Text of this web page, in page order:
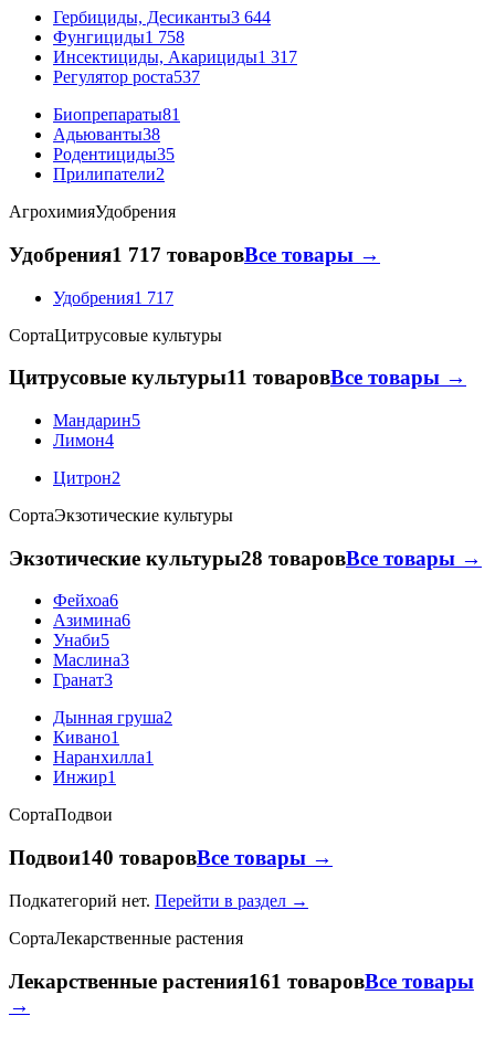
Гербициды, Десиканты3 644
Фунгициды1 758
Инсектициды, Акарициды1 317
Регулятор роста537
Биопрепараты81
Адьюванты38
Родентициды35
Прилипатели2
АгрохимияУдобрения
Удобрения1 717 товаровВсе товары →
Удобрения1 717
СортаЦитрусовые культуры
Цитрусовые культуры11 товаровВсе товары →
Мандарин5
Лимон4
Цитрон2
СортаЭкзотические культуры
Экзотические культуры28 товаровВсе товары →
Фейхоа6
Азимина6
Унаби5
Маслина3
Гранат3
Дынная груша2
Кивано1
Наранхилла1
Инжир1
СортаПодвои
Подвои140 товаровВсе товары →
Подкатегорий нет. Перейти в раздел →
СортаЛекарственные растения
Лекарственные растения161 товаровВсе товары
→